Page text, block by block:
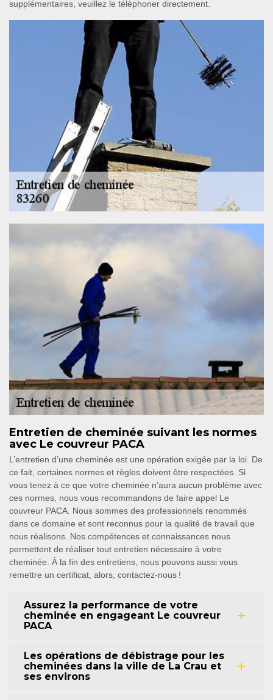
supplémentaires, veuillez le téléphoner directement.
Entretien de cheminée suivant les normes
avec Le couvreur PACA
L’entretien d’une cheminée est une opération exigée par la loi. De
ce fait, certaines normes et règles doivent être respectées. Si
vous tenez à ce que votre cheminée n’aura aucun problème avec
ces normes, nous vous recommandons de faire appel Le
couvreur PACA. Nous sommes des professionnels renommés
dans ce domaine et sont reconnus pour la qualité de travail que
nous réalisons. Nos compétences et connaissances nous
permettent de réaliser tout entretien nécessaire à votre
cheminée. À la fin des entretiens, nous pouvons aussi vous
remettre un certificat, alors, contactez-nous !
Assurez la performance de votre
cheminée en engageant Le couvreur
PACA
Les opérations de débistrage pour les
cheminées dans la ville de La Crau et
ses environs